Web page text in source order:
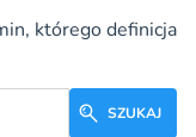
którego definicja
SZUKAJ